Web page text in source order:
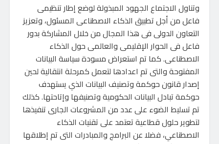
وتناول الاجتماع الجهود المبذولة لوضع إطار تنظيمى
فاعل من أجل تطبيق الذكاء الاصطناعى المسئول، وتعزيز
التعاون الدولى فى هذا المجال من خلال المشاركة بدور
فاعل فى الحوار الإقليمى والعالمى حول الذكاء
الاصطناعى. كما تم استعراض مسودة سياسة البيانات
المفتوحة والتى تم اعدادها لتعمل كمرحلة انتقالية لحين
إصدار قانون حوكمة وتصنيف البيانات الذي يستهدف
حوكمة تبادل البيانات الحكومية وتصنيفها وإتاحتها. كذلك
تم تسليط الضوء على عدد من المشروعات الجارى تنفيذها
لتطوير حلول قطاعية تعتمد على تقنيات الذكاء
الاصطناعي، فضلا عن البرامج والمبادرات التى تم إطلاقها